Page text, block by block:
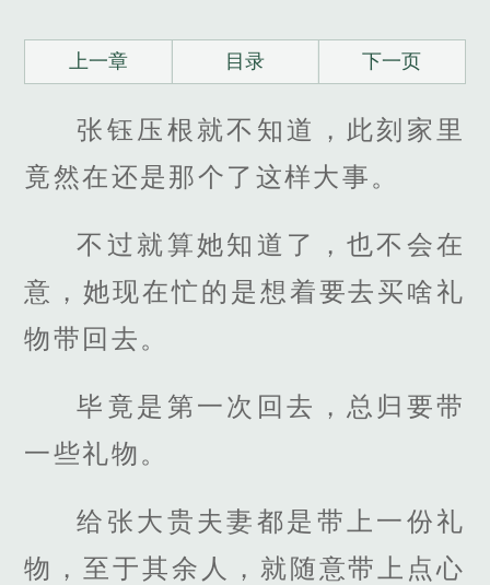
上一章 目录 下一页
张钰压根就不知道，此刻家里
竟然在还是那个了这样大事。
不过就算她知道了，也不会在
意，她现在忙的是想着要去买啥礼
物带回去。
毕竟是第一次回去，总归要带
一些礼物。
给张大贵夫妻都是带上一份礼
物，至于其余人，就随意带上点心